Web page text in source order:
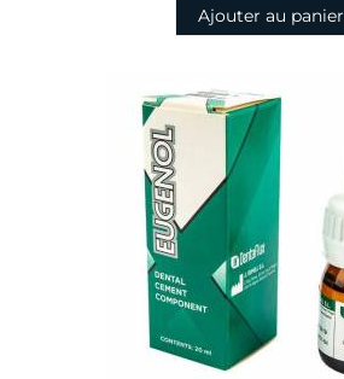
Ajouter au panier